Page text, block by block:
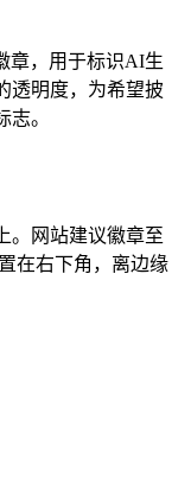
章，用于标识AI生
透明度，为希望披
。
。网站建议徽章至
在右下角，离边缘